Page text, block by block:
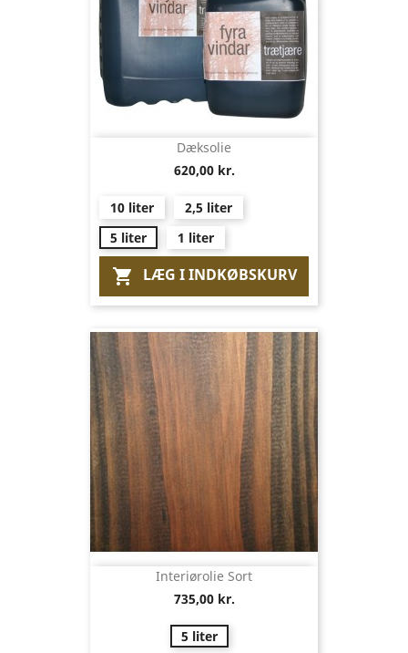
Dæksolie
620,00 kr.
10 liter
2,5 liter
5 liter
1 liter
 LÆG I INDKØBSKURV
Interiørolie Sort
735,00 kr.
5 liter